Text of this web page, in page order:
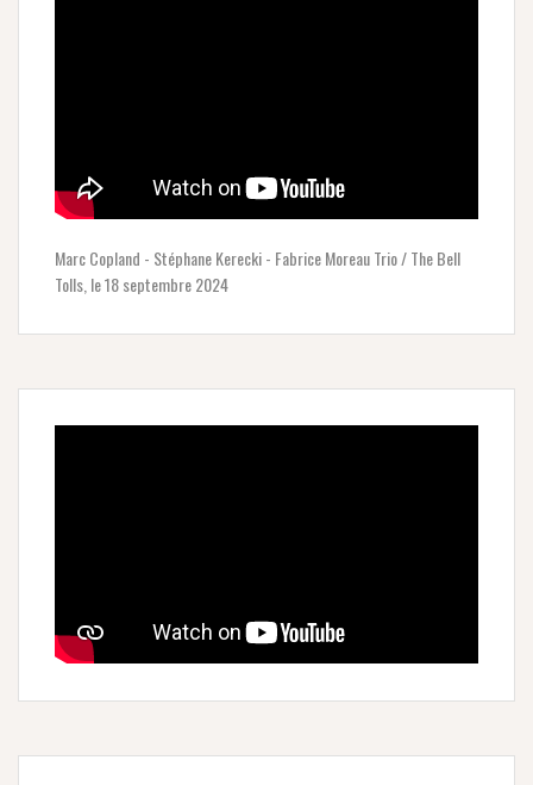
Marc Copland - Stéphane Kerecki - Fabrice Moreau Trio / The Bell
Tolls, le 18 septembre 2024